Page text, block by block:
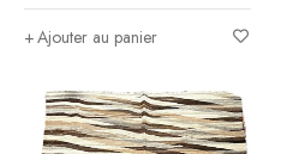
Ajouter au panier